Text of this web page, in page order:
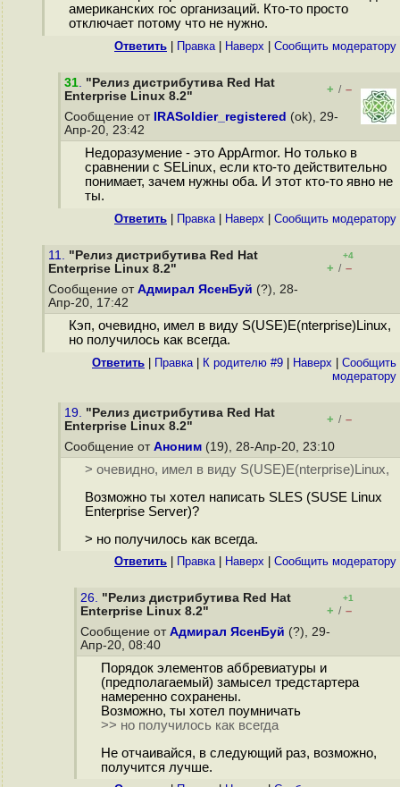
американских гос организаций. Кто-то просто
отключает потому что не нужно.
Ответить Правка| Наверх Cообщить модератору
31. "Релиз дистрибутива Red Hat
Enterprise Linux 8.2"
+ / –
Сообщение от IRASoldier_registered (ok), 29-
Апр-20, 23:42
Недоразумение - это AppArmor. Но только в
сравнении с SELinux, если кто-то действительно
понимает, зачем нужны оба. И этот кто-то явно не
ты.
Ответить Правка| Наверх Cообщить модератору
11. "Релиз дистрибутива Red Hat
Enterprise Linux 8.2"
+4
+ / –
Сообщение от Адмирал ЯсенБуй (?), 28-
Апр-20, 17:42
Кэп, очевидно, имел в виду S(USE)E(nterprise)Linux,
но получилось как всегда.
Ответить Правка| К родителю #9 Наверх
Cообщить
модератору
19. "Релиз дистрибутива Red Hat
Enterprise Linux 8.2"
+ / –
Сообщение от Аноним (19), 28-Апр-20, 23:10
> oчевидно, имел в виду S(USE)E(nterprise)Linux,
Возможно ты хотел написать SLES (SUSE Linux
Enterprise Server)?
> но получилось как всегда.
Ответить Правка| Наверх Cообщить модератору
26. "Релиз дистрибутива Red Hat
Enterprise Linux 8.2"
+1
+ / –
Сообщение от Адмирал ЯсенБуй (?), 29-
Апр-20, 08:40
Порядок элементов аббревиатуры и
(предполагаемый) замысел тредстартера
намеренно сохранены.
Возможно, ты хотел поумничать
>> но получилось как всегда
Не отчаивайся, в следующий раз, возможно,
получится лучше.